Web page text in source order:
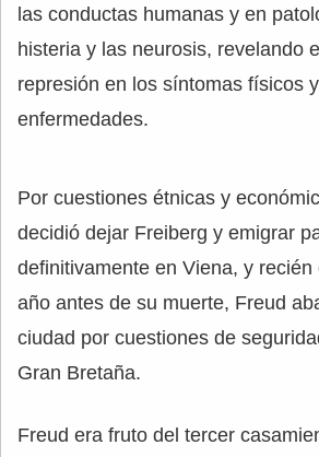
las conductas humanas y en
histeria y las neurosis, revelando
represión en los síntomas físicos
enfermedades.
Por cuestiones étnicas y
decidió dejar Freiberg y emigrar
definitivamente en Viena, y recién
año antes de su muerte, Freud
ciudad por cuestiones de
Gran Bretaña.
Freud era fruto del tercer